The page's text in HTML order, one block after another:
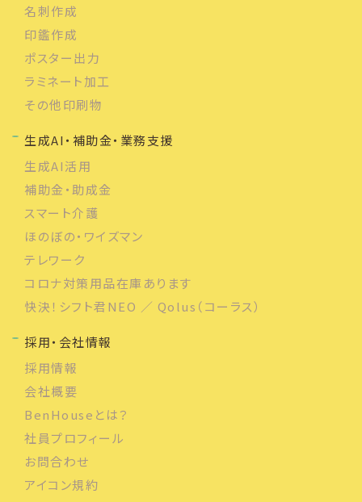
名刺作成
印鑑作成
ポスター出力
ラミネート加工
その他印刷物
生成AI・補助金・業務支援
生成AI活用
補助金・助成金
スマート介護
ほのぼの・ワイズマン
テレワーク
コロナ対策用品在庫あります
快決！シフト君NEO ／ Qolus（コーラス）
採用・会社情報
採用情報
会社概要
BenHouseとは？
社員プロフィール
お問合わせ
アイコン規約